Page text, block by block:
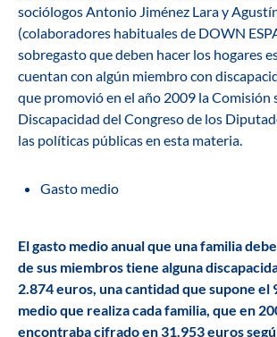
sociólogos Antonio Jiménez Lara y
(colaboradores habituales de DOWN
sobregasto que deben hacer los hogares
cuentan con algún miembro con
que promovió en el año 2009 la Comisión
Discapacidad del Congreso de los
las políticas públicas en esta materia.
Gasto medio
El gasto medio anual que una familia
de sus miembros tiene alguna
2.874 euros, una cantidad que supone el
medio que realiza cada familia, que en
encontraba cifrado en 31.953 euros